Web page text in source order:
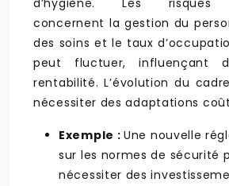
d’hygiène. Les risques
concernent la gestion du
des soins et le taux
peut fluctuer, influençant
rentabilité. L’évolution du
nécessiter des adaptations
Exemple : Une nouvelle
sur les normes de sécurité
nécessiter des